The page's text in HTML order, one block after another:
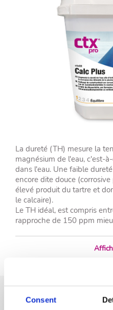
Consent
La dureté (TH) mesure la
magnésium de l'eau, c'est-
dans l'eau. Une faible
encore dite douce
élevé produit du tartre et
le calcaire).
Le TH idéal, est compris
rapproche de 150 ppm